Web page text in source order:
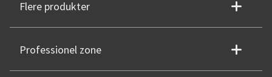
Flere produkter
Professionel zone